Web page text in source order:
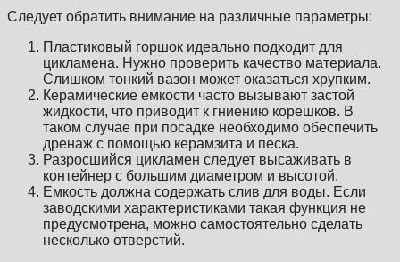
Следует обратить внимание на различные параметры:
Пластиковый горшок идеально подходит для
цикламена. Нужно проверить качество материала.
Слишком тонкий вазон может оказаться хрупким.
Керамические емкости часто вызывают застой
жидкости, что приводит к гниению корешков. В
таком случае при посадке необходимо обеспечить
дренаж с помощью керамзита и песка.
Разросшийся цикламен следует высаживать в
контейнер с большим диаметром и высотой.
Емкость должна содержать слив для воды. Если
заводскими характеристиками такая функция не
предусмотрена, можно самостоятельно сделать
несколько отверстий.